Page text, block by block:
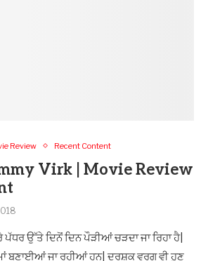
Review Recent Content
Virk | Movie Review
ਪੱਧਰ ਉੱਤੇ ਦਿਨੋਂ ਦਿਨ ਪੌੜੀਆਂ ਚੜਦਾ ਜਾ ਰਿਹਾ ਹੈ|
ਬਣਾਈਆਂ ਜਾ ਰਹੀਆਂ ਹਨ| ਦਰਸ਼ਕ ਵਰਗ ਵੀ ਹੁਣ